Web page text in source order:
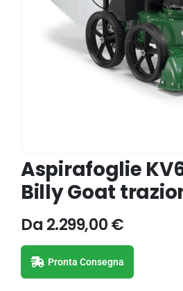
Aspirafoglie
Billy Goat
Da 2.299,00€
Pronta Consegna